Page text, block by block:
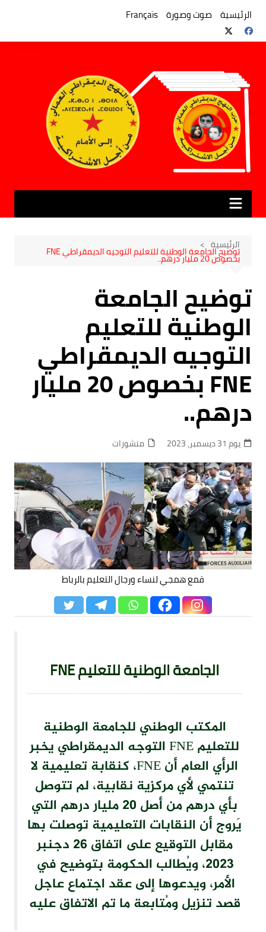
المحتوى
الرئيسية صوت وصورة Français
الرئيسية توضيح الجامعة الوطنية للتعليم التوجيه الديمقراطي FNE بخصوص 20 مليار درهم..
توضيح الجامعة
الوطنية للتعليم
التوجيه الديمقراطي
FNE بخصوص 20 مليار
درهم..
يوم 31 ديسمبر، 2023 منشورات
قمع همجي لنساء ورجال التعليم بالرباط
الجامعة الوطنية للتعليم FNE
المكتب الوطني للجامعة الوطنية
للتعليم FNE التوجه الديمقراطي يخبر
الرأي العام أن FNE، كنقابة تعليمية لا
تنتمي لأي مركزية نقابية، لم تتوصل
بأي درهم من أصل 20 مليار درهم التي
يَروج أن النقابات التعليمية توصلت بها
مقابل التوقيع على اتفاق 26 دجنبر
2023، ويُطالب الحكومة بتوضيح في
الأمر، ويدعوها إلى عقد اجتماع عاجل
قصد تنزيل ومُتابعة ما تم الاتفاق عليه